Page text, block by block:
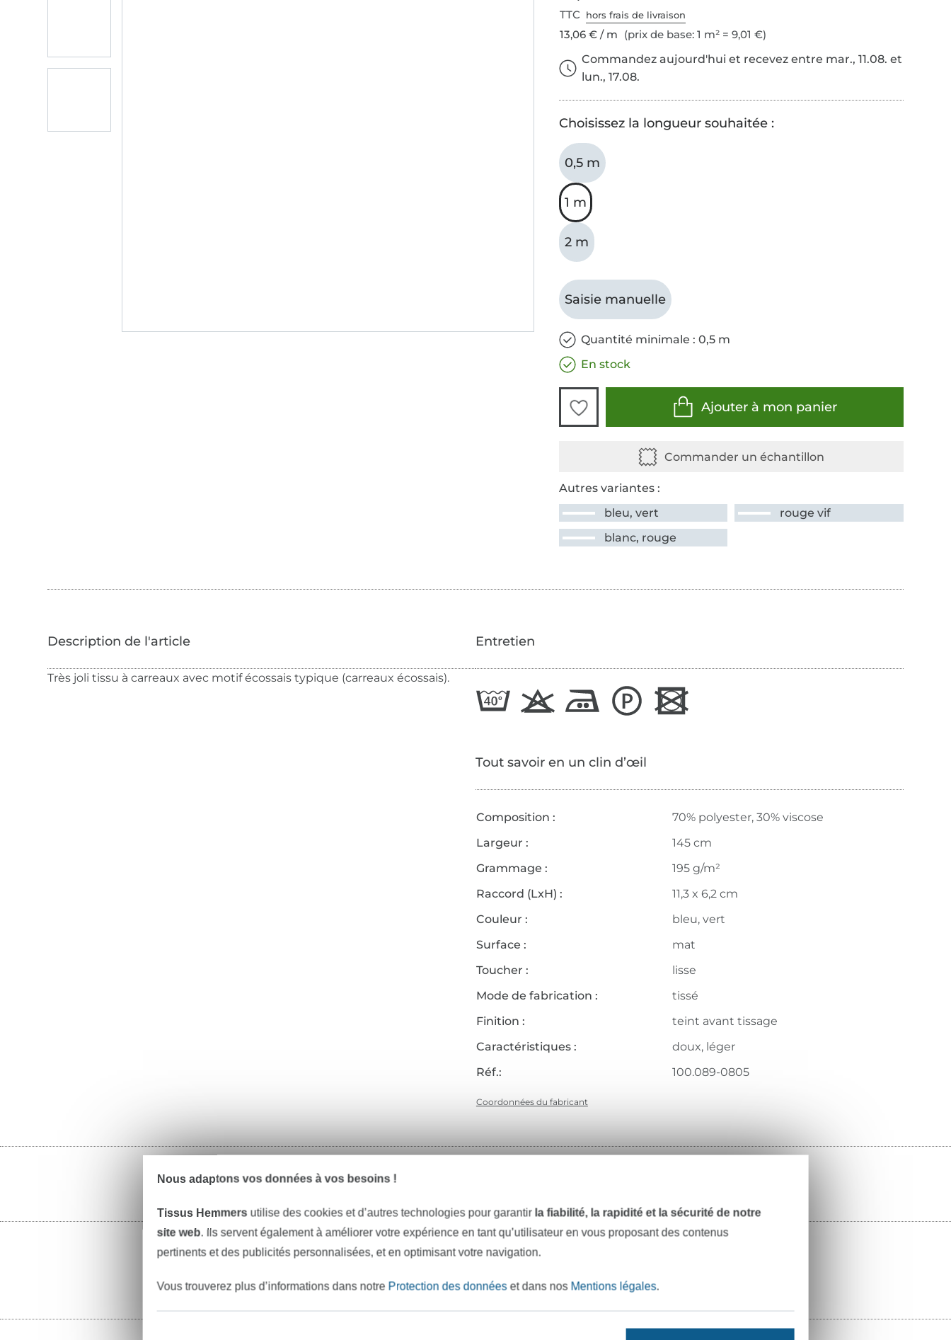
TTC hors frais de livraison
13,06 € / m (prix de base: 1 m² = 9,01 €)
Commandez aujourd'hui et recevez entre mar., 11.08. et
lun., 17.08.
Choisissez la longueur souhaitée :
0,5 m
1 m
2 m
Saisie manuelle
Quantité minimale : 0,5 m
En stock
Ajouter à mon panier
Autres variantes :
bleu, vert
rouge vif
blanc, rouge
Très joli tissu à carreaux avec motif écossais typique (carreaux écossais).
Entretien
Tout savoir en un clin d’œil
Composition :
70% polyester, 30% viscose
Largeur :
145 cm
Grammage :
195 g/m²
Raccord (LxH) :
11,3 x 6,2 cm
Couleur :
bleu, vert
Surface :
mat
Toucher :
lisse
Mode de fabrication :
tissé
Finition :
teint avant tissage
Caractéristiques :
doux, léger
Réf.:
100.089-0805
Coordonnées du fabricant
tissus fil à coudre
Nous adaptons vos données à vos besoins !
Tissus Hemmers utilise des cookies et d’autres technologies pour garantir la fiabilité, la rapidité et la sécurité de notre
site web. Ils servent également à améliorer votre expérience en tant qu’utilisateur en vous proposant des contenus
pertinents et des publicités personnalisées, et en optimisant votre navigation.
Vous trouverez plus d’informations dans notre Protection des donnéeset dans nos Mentions légales.